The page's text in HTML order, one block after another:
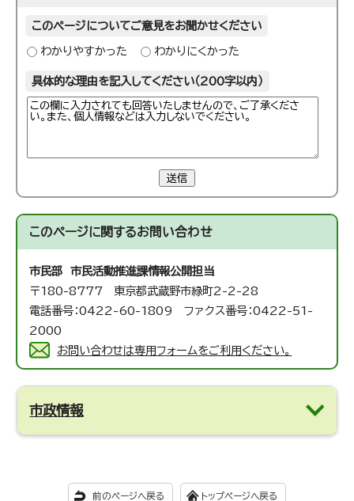
このページについてご意見をお聞かせください
わかりやすかった わかりにくかった
具体的な理由を記入してください（200字以内）
送信
このページに関するお問い合わせ
市民部 市民活動推進課情報公開担当
〒180-8777 東京都武蔵野市緑町2-2-28
電話番号：0422-60-1809 ファクス番号：0422-51-
2000
お問い合わせは専用フォームをご利用ください。
市政情報
前のページへ戻る トップページへ戻る